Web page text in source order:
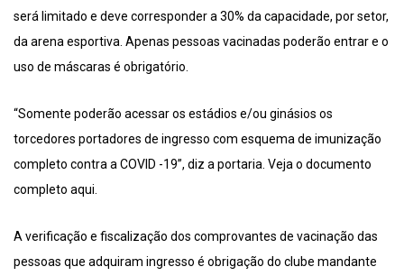
será limitado e deve corresponder a 30% da capacidade, por setor,
da arena esportiva. Apenas pessoas vacinadas poderão entrar e o
uso de máscaras é obrigatório.
“Somente poderão acessar os estádios e/ou ginásios os
torcedores portadores de ingresso com esquema de imunização
completo contra a COVID -19”, diz a portaria. Veja o documento
completo aqui.
A verificação e fiscalização dos comprovantes de vacinação das
pessoas que adquiram ingresso é obrigação do clube mandante